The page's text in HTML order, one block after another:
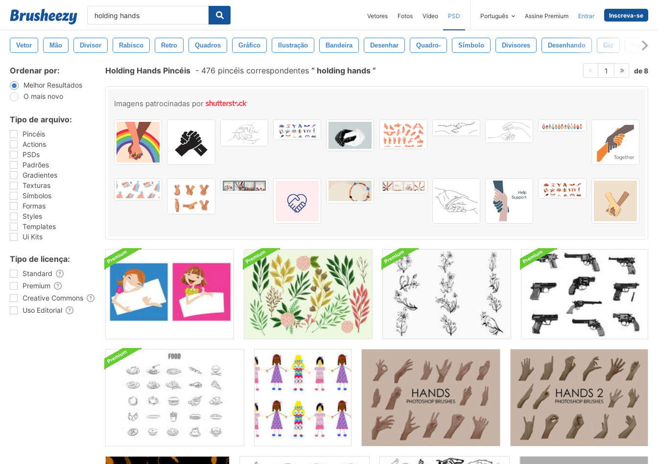
Vetores Fotos Vídeo PSD Português Assine Premium Entrar Inscreva-se
Vetor Mão Divisor Rabisco Retro Quadros Gráfico Ilustração Bandeira Desenhar Quadro- Símbolo Divisores Desenhando Giz
Ordenar por:
Melhor Resultados
O mais novo
Tipo de arquivo:
Pincéis
Actions
PSDs
Padrões
Gradientes
Texturas
Símbolos
Formas
Styles
Templates
Ui Kits
Tipo de licença:
Standard
Premium
Creative Commons
Uso Editorial
Holding Hands Pincéis - 476 pincéis correspondentes holding hands 1 de 8
Imagens patrocinadas por